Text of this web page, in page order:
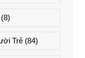
(8)
Trẻ (84)